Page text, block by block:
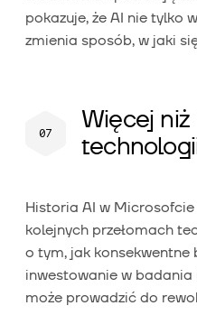
pokazuje, że AI nie tylko
zmienia sposób, w jaki
Więcej
Historia AI w
kolejnych przełomach
o tym, jak
inwestowanie w
może prowadzić do